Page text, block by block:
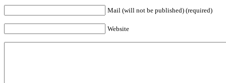
Mail (will not be published) (required)
Website